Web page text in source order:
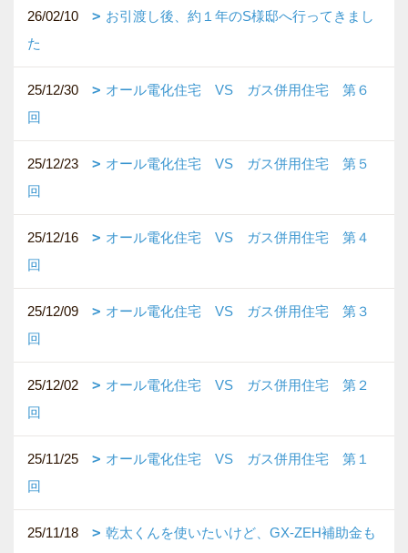
26/02/10
お引渡し後、約１年のS様邸へ行ってきまし
た
25/12/30
オール電化住宅 VS ガス併用住宅 第６
回
25/12/23
オール電化住宅 VS ガス併用住宅 第５
回
25/12/16
オール電化住宅 VS ガス併用住宅 第４
回
25/12/09
オール電化住宅 VS ガス併用住宅 第３
回
25/12/02
オール電化住宅 VS ガス併用住宅 第２
回
25/11/25
オール電化住宅 VS ガス併用住宅 第１
回
25/11/18
乾太くんを使いたいけど、GX-ZEH補助金も